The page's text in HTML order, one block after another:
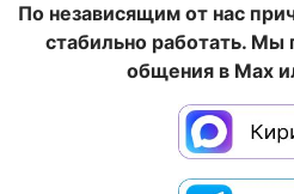
По независящим от нас
стабильно работать. Мы
общения в Max